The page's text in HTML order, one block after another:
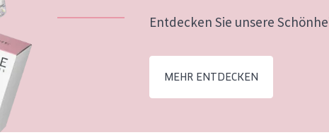
Entdecken Sie unsere
MEHR ENTDECKEN